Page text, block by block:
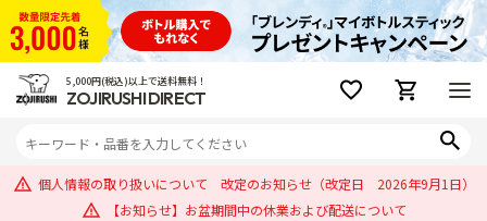
5,000円(税込)以上で送料無料！
ZOJIRUSHI DIRECT
個人情報の取り扱いについて 改定のお知らせ（改定日 2026年9月1日）
【お知らせ】お盆期間中の休業および配送について